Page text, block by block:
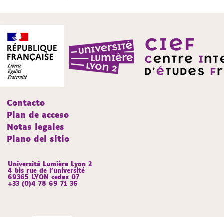
Contacto
Plan de acceso
Notas legales
Plano del sitio
Université Lumière Lyon 2
4 bis rue de l’université
69365 LYON cedex 07
+33 (0)4 78 69 71 36